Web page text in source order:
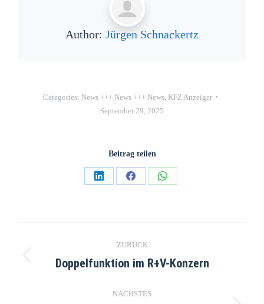
Author: Jürgen Schnackertz
Categories: News +++ News +++ News KFZ Anzeiger
September 29, 2025
Beitrag teilen
ZURÜCK
Doppelfunktion im R+V-Konzern
NÄCHSTES